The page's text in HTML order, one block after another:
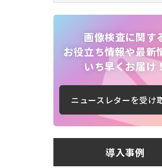
画像検査に関す
お役立ち情報や最新
いち早くお届け
ニュースレターを受け
導入事例